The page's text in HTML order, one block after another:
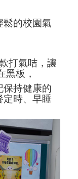
鬆的校園氣
打氣咭，讓
黑板，
保持健康的
定時、早睡